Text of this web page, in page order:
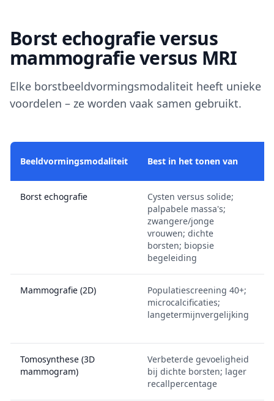
Borst echografie versus
mammografie versus MRI
Elke borstbeeldvormingsmodaliteit heeft unieke
voordelen – ze worden vaak samen gebruikt.
Beeldvormingsmodaliteit Best in het tonen van
Borst echografie
Cysten versus solide;
palpabele massa's;
zwangere/jonge
vrouwen; dichte
borsten; biopsie
begeleiding
Mammografie (2D)
Populatiescreening 40+;
microcalcificaties;
langetermijnvergelijking
Tomosynthese (3D
mammogram)
Verbeterde gevoeligheid
bij dichte borsten; lager
recallpercentage